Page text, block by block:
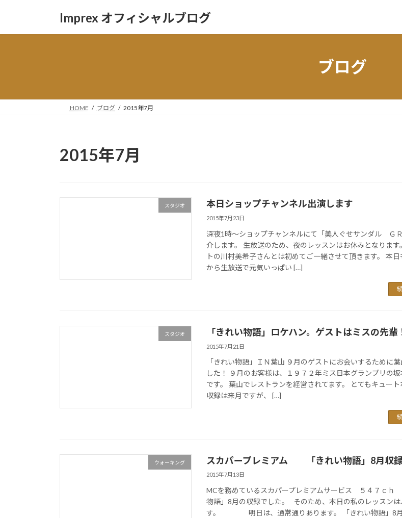
Imprex オフィシャルブログ
ブログ
HOME ブログ 2015年7月
2015年7月
スタジオ 本日ショップチャンネル出演します
2015年7月23日
深夜1時～ショップチャンネルにて「美人ぐせサンダル Ｇ
介します。 生放送のため、夜のレッスンはお休みとなります
トの川村美希子さんとは初めてご一緒させて頂きます。 本
から生放送で元気いっぱい […]
スタジオ 「きれい物語」ロケハン。ゲストはミスの先輩
2015年7月21日
「きれい物語」ＩＮ葉山 ９月のゲストにお会いするために
した！ ９月のお客様は、１９７２年ミス日本グランプリの
です。 葉山でレストランを経営されてます。 とてもキュート
収録は来月ですが、 […]
ウォーキング スカパープレミアム 「きれい物語」8月収
2015年7月13日
MCを務めているスカパープレミアムサービス ５４７ｃｈ
物語」8月の収録でした。 そのため、本日の私のレッスンは
す。 明日は、通常通りあります。 「きれい物語」8月